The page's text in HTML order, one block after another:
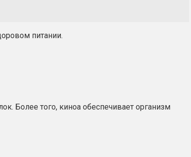
питании.
Более того, киноа обеспечивает организм